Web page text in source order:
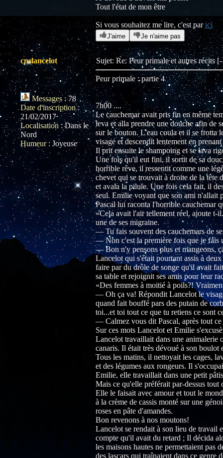
Tout l'état de mon être
Si vous souhaitez me lire, c'est parici
J'aime Je n'aime pas
cnslancelot
Messages :78
Date d'inscription:
21/02/2017
Localisation :Dans le
Nord
Humeur: Joyeuse
Sujet: Re: Peur primale et autres
Peur primale : partie 4
7h00 ....
Le cauchemar avait pris fin en même
leva et alla prendre une douche afin de
sur le bouton. L'eau coula et il se frotta
visage et descendit lentement en
Il prit ensuite le shampoing et se lava
Une fois qu'il eut fini, il sortit de sa
horrible rêve, il ressentit comme une
chevet qui se trouvait à droite de la tête
et avala la pilule. Une fois cela fait, il
seul. Emilie voyant que son ami n'allait
Pascal lui raconta l'horrible cauchemar
«Cela avait l'air tellement réel, ajoute t-
une de ses migraine.
— Tu fais souvent des cauchemars de
— Non c'est la première fois que je fais
— Bon n'y pensons plus et mangeons,
Lancelot qui s'était pourtant assis à
faire par du drôle de songe qu'il avait
sa table et rejoignit ses amis pour leur
«Des femmes à moitié à poils?!
— Oh ça va! Répondit Lancelot le
quand fait bouffé pars des putain de
toi...et toi tout ce que tu retiens ce sont
— Calmez vous dit Pascal, après tout
Sur ces mots Lancelot et Emilie
Lancelot travaillait dans une animalerie
canaris. Il était très dévoué à son boulot
Tous les matins, il nettoyait les cages,
et des légumes aux rongeurs. Il
Emilie, elle travaillait dans une petit
Mais ce qu'elle préférait par-dessus tout
Elle le faisait avec amour et tout le
à la crème de cassis monté sur une
roses en pâte d'amandes.
Bon revenons à nos moutons!
Lancelot se rendait à son lieu de travail
compte qu'il avait du retard ; Il décida
les maisons hautes ne permettaient
des lascars qui traînaient dans ce genre